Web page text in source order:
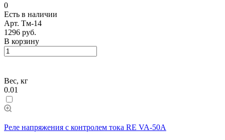
0
Есть в наличии
Арт. Тм-14
1296 руб.
В корзину
Вес, кг
0.01
Реле напряжения с контролем тока RE VA-50A